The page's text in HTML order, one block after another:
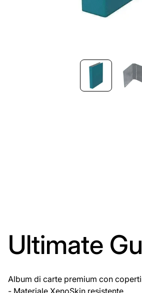
Ultimate
Album di carte premium con
- Materiale XenoSkin resistente